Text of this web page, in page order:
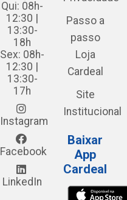
Qui: 08h-
12:30 |
13:30-
18h
Sex: 08h-
12:30 |
13:30-
17h
Instagram
Facebook
LinkedIn
Passo a
passo
Loja
Cardeal
Site
Institucional
Baixar
App
Cardeal